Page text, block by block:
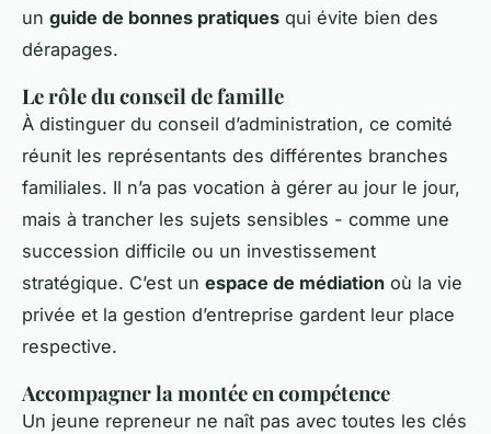
un guide de bonnes pratiques qui évite bien des
dérapages.
Le rôle du conseil de famille
À distinguer du conseil d’administration, ce comité
réunit les représentants des différentes branches
familiales. Il n’a pas vocation à gérer au jour le jour,
mais à trancher les sujets sensibles - comme une
succession difficile ou un investissement
stratégique. C’est un espace de médiation où la vie
privée et la gestion d’entreprise gardent leur place
respective.
Accompagner la montée en compétence
Un jeune repreneur ne naît pas avec toutes les clés